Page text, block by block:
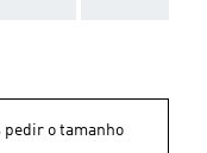
pedir o tamanho